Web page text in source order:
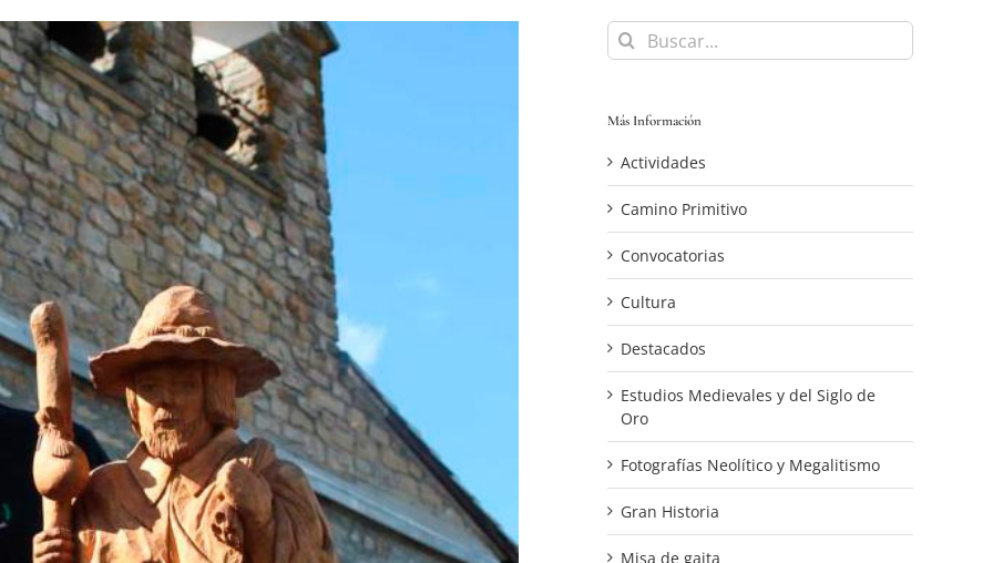
Buscar:
Más Información
Actividades
Camino Primitivo
Convocatorias
Cultura
Destacados
Estudios Medievales y del Siglo de
Oro
Fotografías Neolítico y Megalitismo
Gran Historia
Misa de gaita